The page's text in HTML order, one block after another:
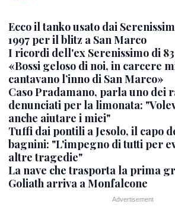
Ecco il tanko usato dai
1997 per il blitz a San Marco
I ricordi dell'ex Serenissimo di
«Bossi geloso di noi, in carcere
cantavano l’inno di San Marco»
Caso Pradamano, parla uno dei
denunciati per la limonata:
anche aiutare i miei"
Tuffi dai pontili a Jesolo, il capo
bagnini: "L'impegno di tutti per
altre tragedie"
La nave che trasporta la prima
Goliath arriva a Monfalcone